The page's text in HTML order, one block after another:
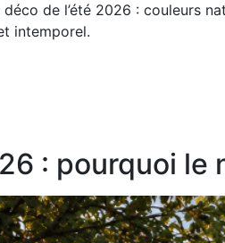
de l’été 2026 : couleurs
intemporel.
: pourquoi le